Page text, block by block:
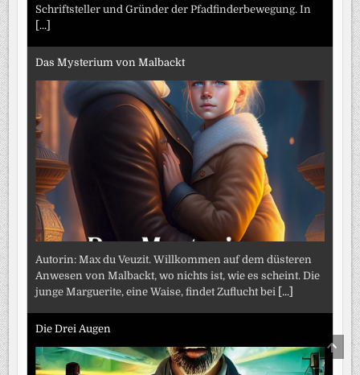
Schriftsteller und Gründer der Pfadfinderbewegung. In
[...]
Das Mysterium von Malbackt
Autorin: Max du Veuzit. Willkommen auf dem düsteren
Anwesen von Malbackt, wo nichts ist, wie es scheint. Die
junge Marguerite, eine Waise, findet Zuflucht bei
[...]
Die Drei Augen
TO
TOP